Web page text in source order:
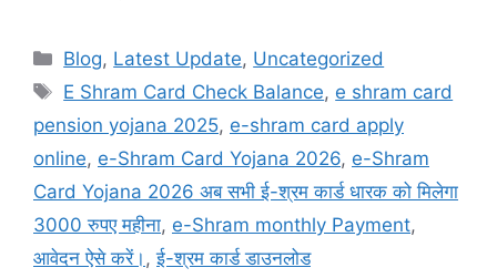
Categories
Blog, Latest Update, Uncategorized
Tags
E Shram Card Check Balance, e shram card
pension yojana 2025, e-shram card apply
online, e-Shram Card Yojana 2026, e-Shram
Card Yojana 2026 अब सभी ई-श्रम कार्ड धारक को मिलेगा
3000 रुपए महीना, e-Shram monthly Payment,
आवेदन ऐसे करें। ,ई-श्रम कार्ड डाउनलोड